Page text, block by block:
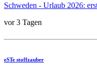
Schweden - Urlaub 2026:
vor 3 Tagen
eSTe stoffzauber